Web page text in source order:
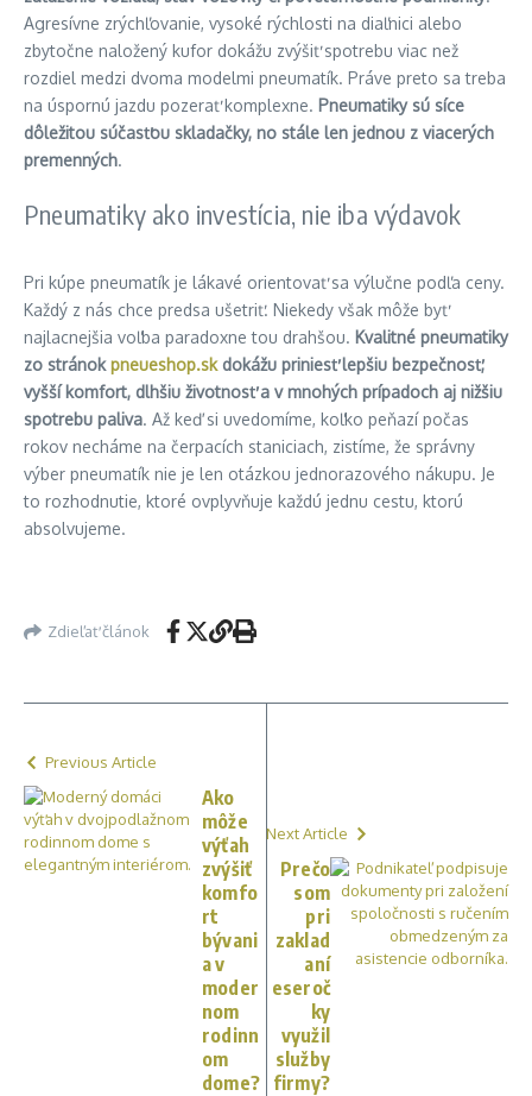
Agresívne zrýchľovanie, vysoké rýchlosti na diaľnici alebo
zbytočne naložený kufor dokážu zvýšiť spotrebu viac než
rozdiel medzi dvoma modelmi pneumatík. Práve preto sa treba
na úspornú jazdu pozerať komplexne. Pneumatiky sú síce
dôležitou súčasťou skladačky, no stále len jednou z viacerých
premenných.
Pneumatiky ako investícia, nie iba výdavok
Pri kúpe pneumatík je lákavé orientovať sa výlučne podľa ceny.
Každý z nás chce predsa ušetriť. Niekedy však môže byť
najlacnejšia voľba paradoxne tou drahšou. Kvalitné pneumatiky
zo stránokpneueshop.skdokážu priniesť lepšiu bezpečnosť,
vyšší komfort, dlhšiu životnosť a v mnohých prípadoch aj nižšiu
spotrebu paliva. Až keď si uvedomíme, koľko peňazí počas
rokov necháme na čerpacích staniciach, zistíme, že správny
výber pneumatík nie je len otázkou jednorazového nákupu. Je
to rozhodnutie, ktoré ovplyvňuje každú jednu cestu, ktorú
absolvujeme.
Zdieľať článok
Previous Article
Ako
môže
výťah
zvýšiť
komfo
rt
bývani
a v
moder
nom
rodinn
om
dome?
Next Article
Prečo
som
pri
zaklad
aní
eseroč
ky
využil
služby
firmy?